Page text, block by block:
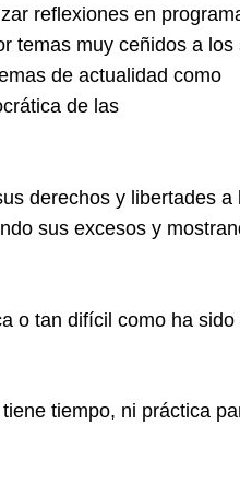
reflexiones en
temas muy ceñidos a
de actualidad como
de las
derechos y libertades a
sus excesos y
o tan difícil como ha
tiempo, ni práctica